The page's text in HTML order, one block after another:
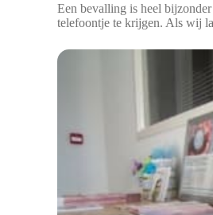
Een bevalling is heel
telefoontje te krijgen. Als wij